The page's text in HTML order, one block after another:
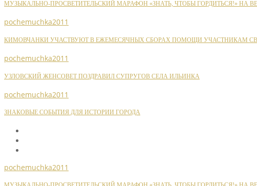
МУЗЫКАЛЬНО-ПРОСВЕТИТЕЛЬСКИЙ МАРАФОН «ЗНАТЬ, ЧТОБЫ ГОРДИТЬСЯ!» НА
pochemuchka2011
КИМОВЧАНКИ УЧАСТВУЮТ В ЕЖЕМЕСЯЧНЫХ СБОРАХ ПОМОЩИ УЧАСТНИКАМ
pochemuchka2011
УЗЛОВСКИЙ ЖЕНСОВЕТ ПОЗДРАВИЛ СУПРУГОВ СЕЛА ИЛЬИНКА
pochemuchka2011
ЗНАКОВЫЕ СОБЫТИЯ ДЛЯ ИСТОРИИ ГОРОДА
pochemuchka2011